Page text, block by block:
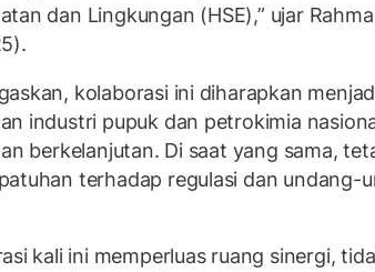
dan Lingkungan (HSE),” ujar
kolaborasi ini diharapkan
industri pupuk dan petrokimia
berkelanjutan. Di saat yang sama,
terhadap regulasi dan undang-
kali ini memperluas ruang sinergi,